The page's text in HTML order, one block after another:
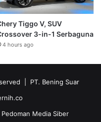
Tiggo V, SUV
3-in-1 Serbaguna
4 hours ago
| PT. Bening Suar
Pedoman Media Siber